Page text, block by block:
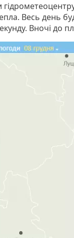
Весь день
Вночі до